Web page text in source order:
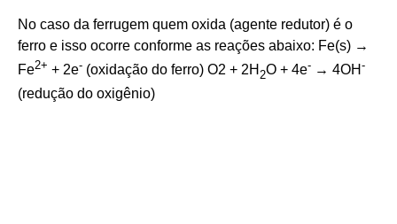
No caso da ferrugem quem oxida (agente redutor) é o
ferro e isso ocorre conforme as reações abaixo: Fe(s) →
Fe2+ + 2e- (oxidação do ferro) O2 + 2H 2O + 4e- → 4OH -
(redução do oxigênio)